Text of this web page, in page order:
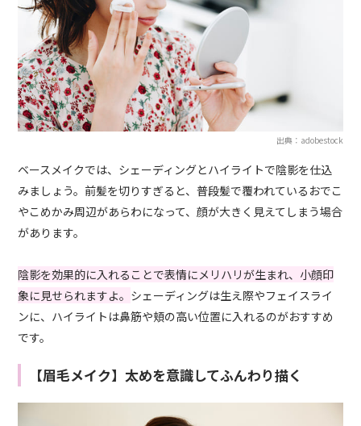
出典：adobestock
ベースメイクでは、シェーディングとハイライトで陰影を仕込
みましょう。前髪を切りすぎると、普段髪で覆われているおでこ
やこめかみ周辺があらわになって、顔が大きく見えてしまう場合
があります。
陰影を効果的に入れることで表情にメリハリが生まれ、小顔印
象に見せられますよ。 シェーディングは生え際やフェイスライ
ンに、ハイライトは鼻筋や頬の高い位置に入れるのがおすすめ
です。
【眉毛メイク】太めを意識してふんわり描く